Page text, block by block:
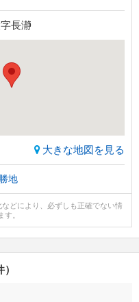
長瀞
大きな地図を見る
地
どにより、必ずしも正確でない情
。